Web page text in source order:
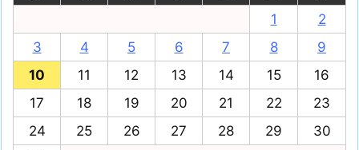
1
2
3
4 5 6 7 8
9
10
11 12 13 14 15
16
17
18 19 20 21 22
23
24
25 26 27 28 29
30